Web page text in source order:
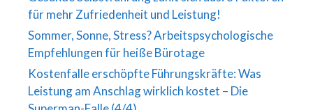
für mehr Zufriedenheit und Leistung!
Sommer, Sonne, Stress? Arbeitspsychologische
Empfehlungen für heiße Bürotage
Kostenfalle erschöpfte Führungskräfte: Was
Leistung am Anschlag wirklich kostet – Die